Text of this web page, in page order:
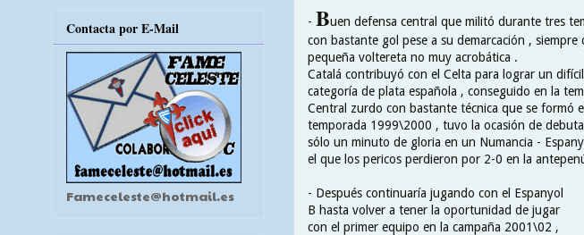
- Buen defensa central que militó durante tres
con bastante gol pese a su demarcación ,
pequeña voltereta no muy acrobática .
Catalá contribuyó con el Celta para lograr un
categoría de plata española , conseguido en la
Central zurdo con bastante técnica que se formó
temporada 1999\2000 , tuvo la ocasión de
sólo un minuto de gloria en un Numancia -
el que los pericos perdieron por 2-0 en la
- Después continuaría jugando con el Espanyol
B hasta volver a tener la oportunidad de jugar
con el primer equipo en la campaña 2001\02 ,
Contacta por E-Mail
Fameceleste@hotmail.es